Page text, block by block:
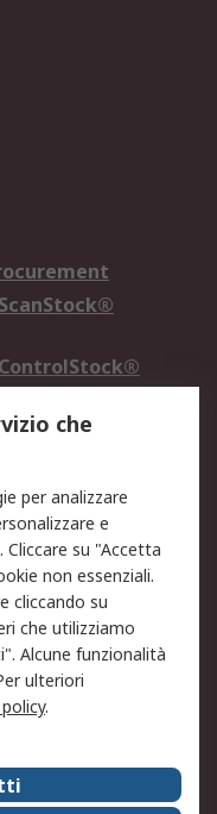
ScanStock®
ControlStock®
Privacy -
d'uso
generali di
che
per analizzare
e
Cliccare su "Accetta
non essenziali.
cliccando su
che utilizziamo
Alcune funzionalità
ulteriori
.